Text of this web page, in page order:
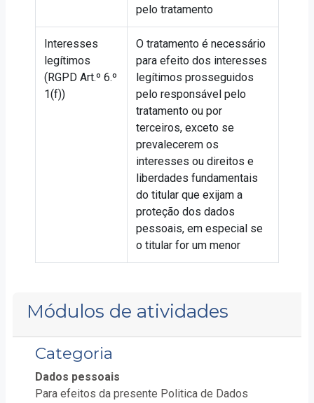
pelo tratamento
Interesses
legítimos
(RGPD Art.º 6.º
1(f))
O tratamento é necessário
para efeito dos interesses
legítimos prosseguidos
pelo responsável pelo
tratamento ou por
terceiros, exceto se
prevalecerem os
interesses ou direitos e
liberdades fundamentais
do titular que exijam a
proteção dos dados
pessoais, em especial se
o titular for um menor
Módulos de atividades
Categoria
Dados pessoais
Para efeitos da presente Politica de Dados